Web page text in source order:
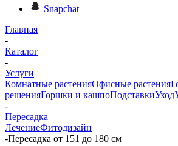
Snapchat
Главная
-
Каталог
-
Услуги
Комнатные растенияОфисные растения
решенияГоршки и кашпоПодставкиУход
-
Пересадка
ЛечениеФитодизайн
-Пересадка от 151 до 180 см